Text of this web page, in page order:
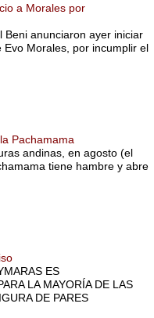
a Morales por
anunciaron ayer iniciar
Morales, por incumplir el
Pachamama
andinas, en agosto (el
tiene hambre y abre
ES
LA MAYORÍA DE LAS
DE PARES